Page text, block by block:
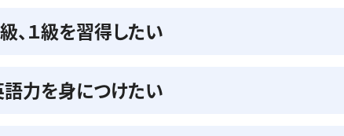
、１級を習得したい
語力を身につけたい